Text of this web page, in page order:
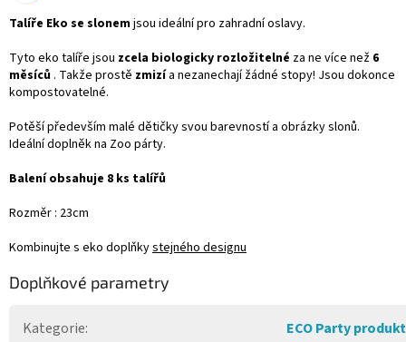
Talíře Eko se slonemjsou ideální pro zahradní oslavy.
Tyto eko talíře jsou zcela biologicky rozložitelné za ne více než 6
měsíců . Takže prostě zmizía nezanechajížádné stopy! Jsou dokonce
kompostovatelné.
Potěší především malé dětičky svou barevností a obrázky slonů.
Ideální doplněk na Zoo párty.
Balení obsahuje 8 ks talířů
Rozměr : 23cm
Kombinujte s eko doplňkystejného designu
Doplňkové parametry
Kategorie:
ECO Party